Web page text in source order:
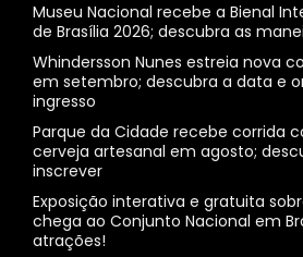
Museu Nacional recebe a Bienal
de Brasília 2026; descubra as
Whindersson Nunes estreia nova
em setembro; descubra a data e
ingresso
Parque da Cidade recebe corrida
cerveja artesanal em agosto;
inscrever
Exposição interativa e gratuita
chega ao Conjunto Nacional em
atrações!